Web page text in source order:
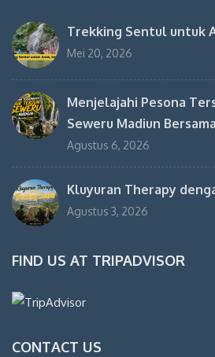
Trekking Sentul untuk
Mei 20, 2026
Menjelajahi Pesona
Seweru Madiun
Agustus 6, 2026
Kluyuran Therapy
Agustus 3, 2026
FIND US AT TRIPADVISOR
CONTACT US